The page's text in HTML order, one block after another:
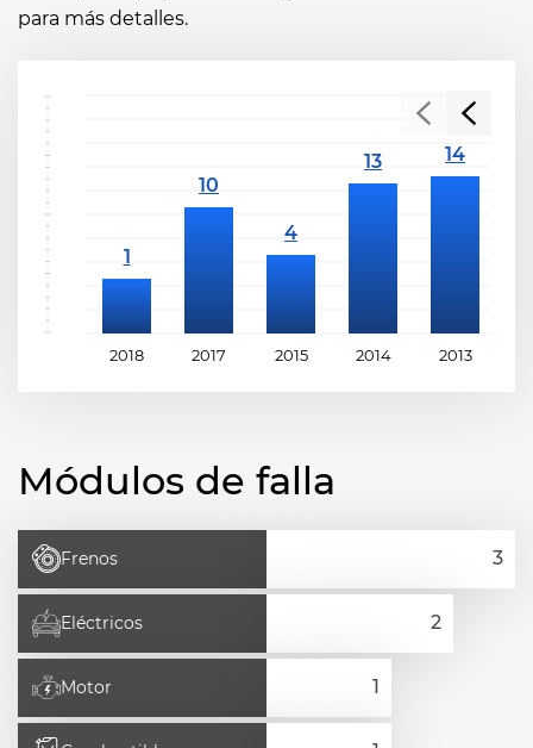
para más detalles.
2018 2017 2015 2014 2013
Módulos de falla
Frenos
Eléctricos
Motor